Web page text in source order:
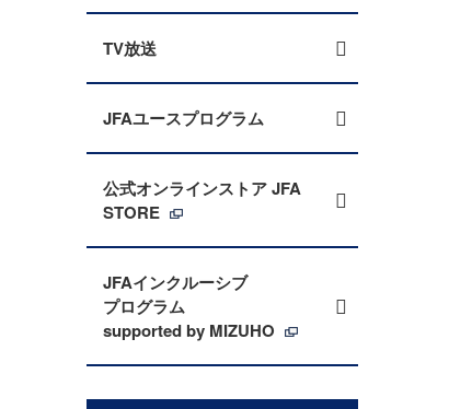
TV放送
JFAユースプログラム
公式オンラインストア JFA
STORE
JFAインクルーシブ
プログラム
supported by MIZUHO